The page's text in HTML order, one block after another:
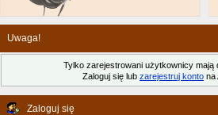
Uwaga!
Tylko zarejestrowani użytkownicy mają
Zaloguj się lub zarejestruj konto na
Zaloguj się